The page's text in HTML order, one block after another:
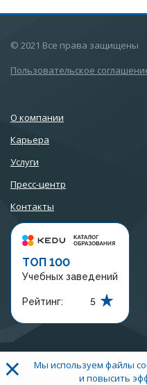
© 2021 Все права защищены
Пользовательское
О компании
Карьера
Услуги
Пресс-центр
Контакты
ТОП 100
Учебных заведений
Рейтинг: 5
+7 (3452) 56-97-07
×
Мы используем файлы
и повысить